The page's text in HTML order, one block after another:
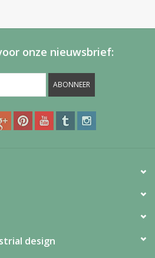
onze nieuwsbrief:
ABONNEER
design